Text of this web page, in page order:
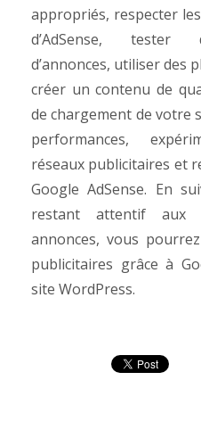
appropriés, respecter
d’AdSense, tester
d’annonces, utiliser des
créer un contenu de
de chargement de votre
performances,
réseaux publicitaires et
Google AdSense. En
restant attentif aux
annonces, vous
publicitaires grâce à
site WordPress.